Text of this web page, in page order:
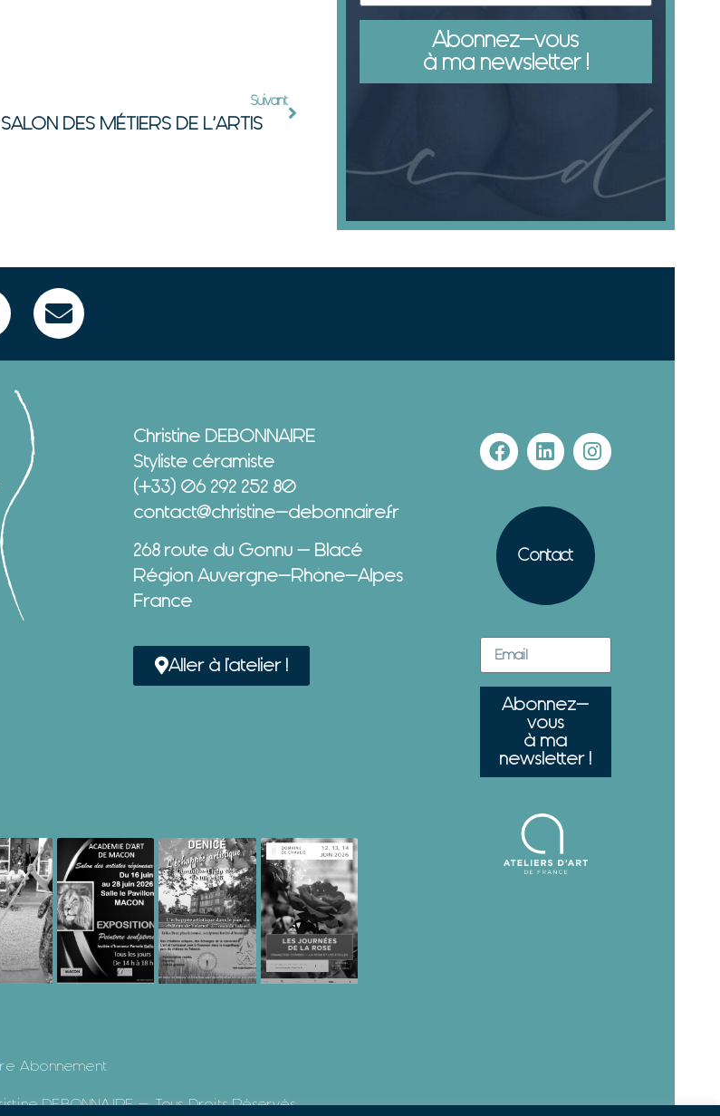
Suivant
1er prix SALON DES MÉTIERS DE L’ARTISANAT – Ballancourt
Abonnez-vous
à ma newsletter !
Christine DEBONNAIRE
Styliste céramiste
(+33) 06 292 252 80
contact@christine-debonnaire.fr
268 route du Gonnu – Blacé
Région Auvergne-Rhône-Alpes
France
Aller à l'atelier !
Contact
Abonnez-
vous
à ma
newsletter !
Abonnement
DEBONNAIRE - Tous Droits Réservés.